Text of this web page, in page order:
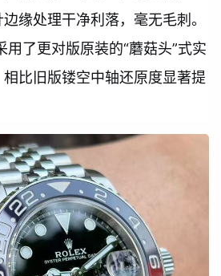
缘处理干净利落，毫无毛刺。
用了更对版原装的“蘑菇头”式实
比旧版镂空中轴还原度显著提